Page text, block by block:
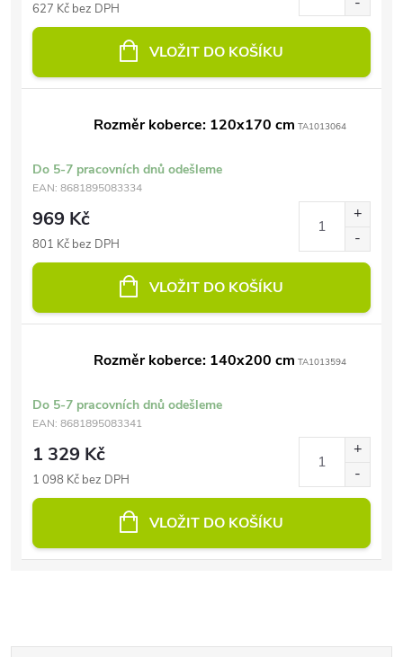
627 Kč bez DPH
VLOŽIT DO KOŠÍKU
Rozměr koberce: 120x170 cm TA1013064
Do 5-7 pracovních dnů odešleme
EAN: 8681895083334
969 Kč
801 Kč bez DPH
VLOŽIT DO KOŠÍKU
Rozměr koberce: 140x200 cm TA1013594
Do 5-7 pracovních dnů odešleme
EAN: 8681895083341
1 329 Kč
1 098 Kč bez DPH
VLOŽIT DO KOŠÍKU